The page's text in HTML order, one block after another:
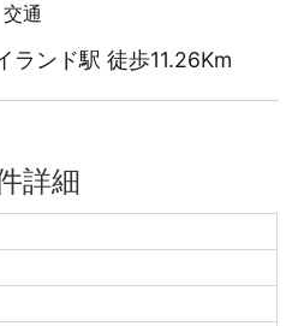
交通
ランド駅 徒歩11.26Km
詳細